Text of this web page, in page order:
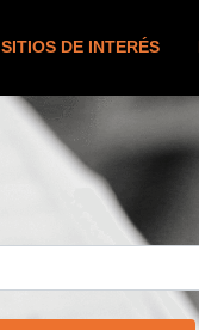
SITIOS DE INTERÉS